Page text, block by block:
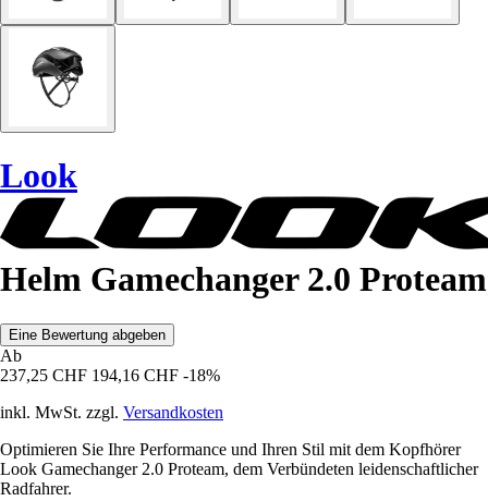
Look
Helm Gamechanger 2.0 Proteam
Eine Bewertung abgeben
Ab
237,25 CHF 194,16 CHF -18%
inkl. MwSt. zzgl. Versandkosten
Optimieren Sie Ihre Performance und Ihren Stil mit dem Kopfhörer
Look Gamechanger 2.0 Proteam, dem Verbündeten leidenschaftlicher
Radfahrer.